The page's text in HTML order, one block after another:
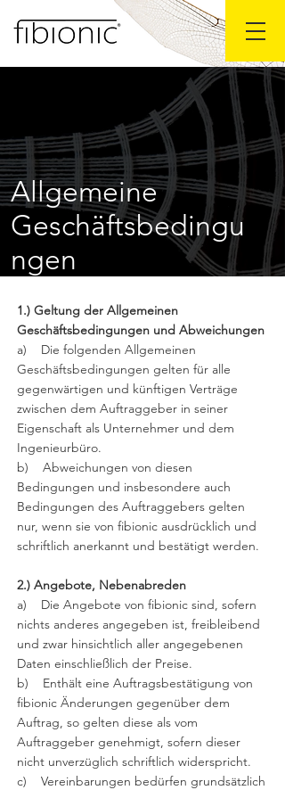
Allgemeine
Geschäftsbedingu
ngen
1.) Geltung der Allgemeinen
Geschäftsbedingungen und Abweichungen
a) Die folgenden Allgemeinen
Geschäftsbedingungen gelten für alle
gegenwärtigen und künftigen Verträge
zwischen dem Auftraggeber in seiner
Eigenschaft als Unternehmer und dem
Ingenieurbüro.
b) Abweichungen von diesen
Bedingungen und insbesondere auch
Bedingungen des Auftraggebers gelten
nur, wenn sie von fibionic ausdrücklich und
schriftlich anerkannt und bestätigt werden.
2.) Angebote, Nebenabreden
a) Die Angebote von fibionic sind, sofern
nichts anderes angegeben ist, freibleibend
und zwar hinsichtlich aller angegebenen
Daten einschließlich der Preise.
b) Enthält eine Auftragsbestätigung von
fibionic Änderungen gegenüber dem
Auftrag, so gelten diese als vom
Auftraggeber genehmigt, sofern dieser
nicht unverzüglich schriftlich widerspricht.
c) Vereinbarungen bedürfen grundsätzlich